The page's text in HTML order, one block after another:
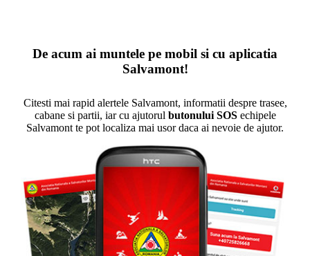
De acum ai muntele pe mobil si cu aplicatia
Salvamont!
Citesti mai rapid alertele Salvamont, informatii despre trasee,
cabane si partii, iar cu ajutorul butonului SOSechipele
Salvamont te pot localiza mai usor daca ai nevoie de ajutor.